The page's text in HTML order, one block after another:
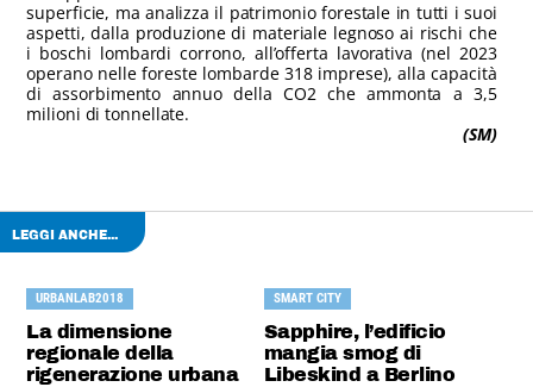
superficie, ma analizza il patrimonio forestale in tutti i suoi
aspetti, dalla produzione di materiale legnoso ai rischi che
i boschi lombardi corrono, all’offerta lavorativa (nel 2023
operano nelle foreste lombarde 318 imprese), alla capacità
di assorbimento annuo della CO2 che ammonta a 3,5
milioni di tonnellate.
(SM)
LEGGI ANCHE...
URBANLAB2018
La dimensione
regionale della
rigenerazione urbana
SMART CITY
Sapphire, l’edificio
mangia smog di
Libeskind a Berlino